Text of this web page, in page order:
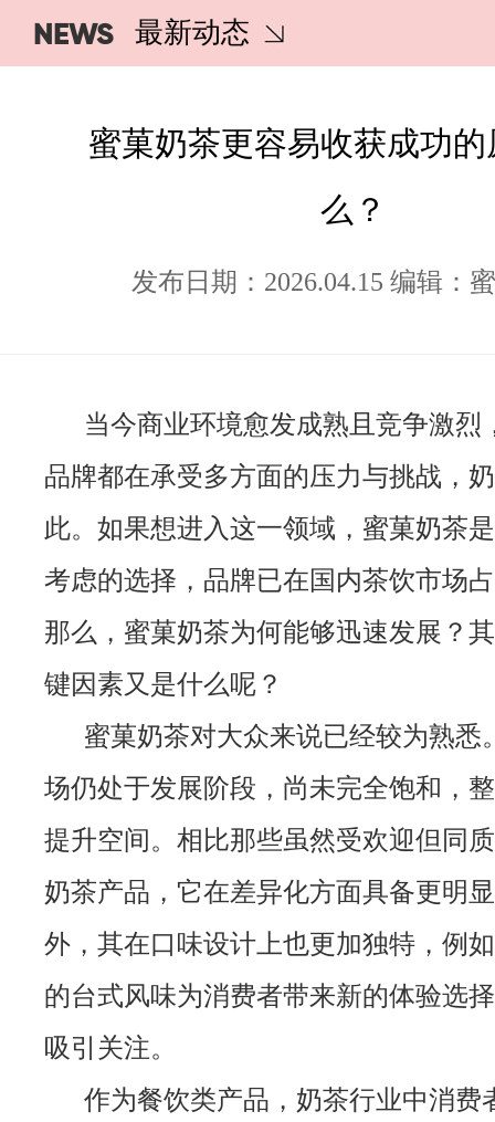
NEWS 最新动态
蜜菓奶茶更容易收获成功
么？
发布日期：2026.04.15 编辑：
当今商业环境愈发成熟且竞争激烈
品牌都在承受多方面的压力与挑战，
此。如果想进入这一领域，蜜菓奶茶
考虑的选择，品牌已在国内茶饮市场
那么，蜜菓奶茶为何能够迅速发展？
键因素又是什么呢？
蜜菓奶茶对大众来说已经较为熟悉
场仍处于发展阶段，尚未完全饱和，
提升空间。相比那些虽然受欢迎但同
奶茶产品，它在差异化方面具备更明
外，其在口味设计上也更加独特，例
的台式风味为消费者带来新的体验选
吸引关注。
作为餐饮类产品，奶茶行业中消费